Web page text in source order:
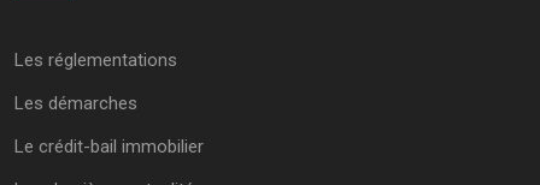
Les réglementations
Les démarches
Le crédit-bail immobilier